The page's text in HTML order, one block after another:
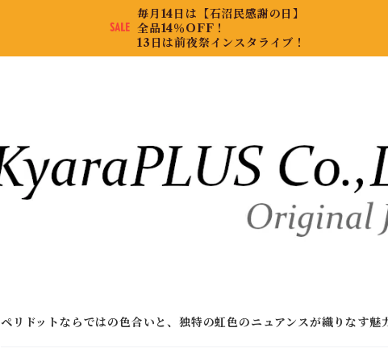
毎月14日は【石沼民感謝の日】
全品14％OFF！
13日は前夜祭インスタライブ！
ペリドットならではの色合いと、独特の虹色のニュアンスが織りなす魅